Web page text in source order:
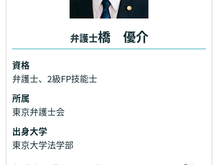
弁護士橋 優介
資格
弁護士、2級FP技能士
所属
東京弁護士会
出身大学
東京大学法学部